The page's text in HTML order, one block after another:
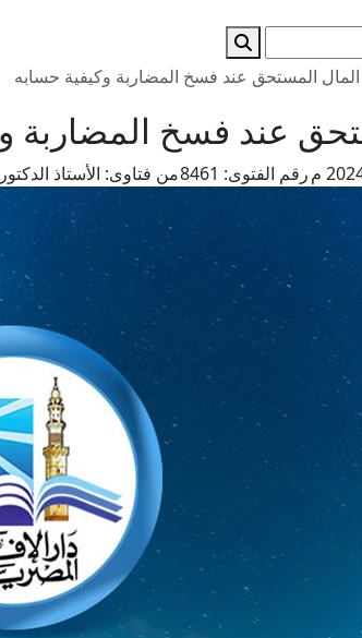
المال المستحق عند فسخ المضاربة وكيفية حسابه
عند فسخ المضاربة
رقم الفتوى: من فتاوى: الأستاذ